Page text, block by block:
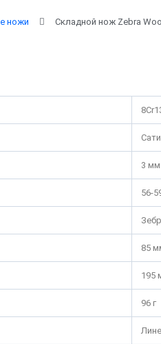
ножи Складной нож Zebra
3 мм
56-
85
195
96 г